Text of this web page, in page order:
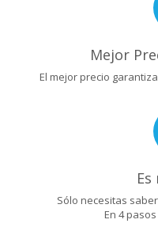
Mejor
El mejor precio
Sólo necesitas
En 4